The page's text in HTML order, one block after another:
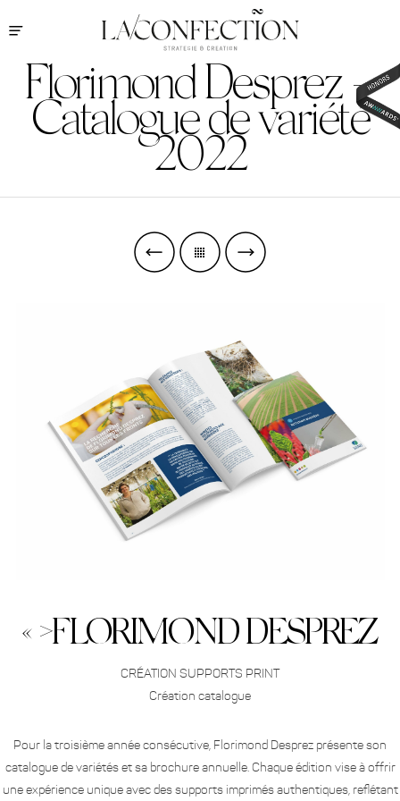
Florimond Desprez –
Catalogue de variété
2022
« >FLORIMOND DESPREZ
CRÉATION SUPPORTS PRINT
Création catalogue
Pour la troisième année consécutive, Florimond Desprez présente son
catalogue de variétés et sa brochure annuelle. Chaque édition vise à offrir
une expérience unique avec des supports imprimés authentiques, reflétant